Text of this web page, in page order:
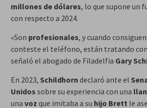
millones de dólares, lo que supone un
con respecto a 2024.
«Son profesionales, y cuando
conteste el teléfono, están tratando con
señaló el abogado de Filadelfia Gary
En 2023, Schildhorn declaró ante el
Unidos sobre su experiencia con una
una voz que imitaba a su hijo Brett le